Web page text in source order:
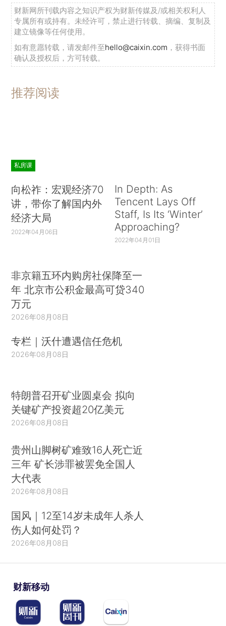
财新网所刊载内容之知识产权为财新传媒及/或相关权利人
专属所有或持有。未经许可，禁止进行转载、摘编、复制及
建立镜像等任何使用。
如有意愿转载，请发邮件至hello@caixin.com ，获得书面
确认及授权后，方可转载。
推荐阅读
私房课
向松祚：宏观经济70
讲，带你了解国内外
经济大局
2022年04月06日
In Depth: As
Tencent Lays Off
Staff, Is Its ‘Winter’
Approaching?
2022年04月01日
非京籍五环内购房社保降至一
年 北京市公积金最高可贷340
万元
2026年08月08日
专栏｜沃什遭遇信任危机
2026年08月08日
特朗普召开矿业圆桌会 拟向
关键矿产投资超20亿美元
2026年08月08日
贵州山脚树矿难致16人死亡近
三年 矿长涉罪被罢免全国人
大代表
2026年08月08日
国风｜12至14岁未成年人杀人
伤人如何处罚？
2026年08月08日
财新移动